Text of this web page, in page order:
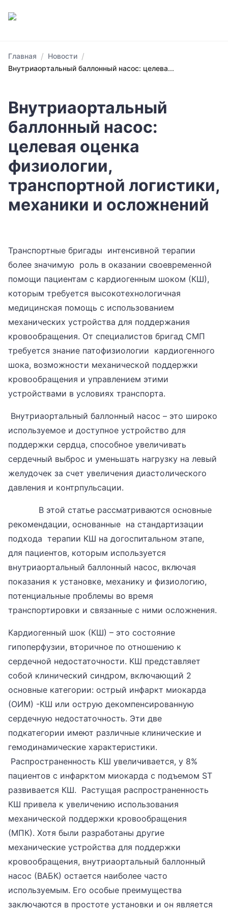
Главная / Новости /
Внутриаортальный баллонный насос: целева...
Внутриаортальный
баллонный насос:
целевая оценка
физиологии,
транспортной логистики,
механики и осложнений
Транспортные бригады интенсивной терапии
более значимую роль в оказании своевременной
помощи пациентам с кардиогенным шоком (КШ),
которым требуется высокотехнологичная
медицинская помощь с использованием
механических устройства для поддержания
кровообращения. От специалистов бригад СМП
требуется знание патофизиологии кардиогенного
шока, возможности механической поддержки
кровообращения и управлением этими
устройствами в условиях транспорта.
Внутриаортальный баллонный насос – это широко
используемое и доступное устройство для
поддержки сердца, способное увеличивать
сердечный выброс и уменьшать нагрузку на левый
желудочек за счет увеличения диастолического
давления и контрпульсации.
В этой статье рассматриваются основные
рекомендации, основанные на стандартизации
подхода терапии КШ на догоспитальном этапе,
для пациентов, которым используется
внутриаортальный баллонный насос, включая
показания к установке, механику и физиологию,
потенциальные проблемы во время
транспортировки и связанные с ними осложнения.
Кардиогенный шок (КШ) – это состояние
гипоперфузии, вторичное по отношению к
сердечной недостаточности. КШ представляет
собой клинический синдром, включающий 2
основные категории: острый инфаркт миокарда
(ОИМ) -КШ или острую декомпенсированную
сердечную недостаточность. Эти две
подкатегории имеют различные клинические и
гемодинамические характеристики.
Распространенность КШ увеличивается, у 8%
пациентов с инфарктом миокарда с подъемом ST
развивается КШ. Растущая распространенность
КШ привела к увеличению использования
механической поддержки кровообращения
(МПК). Хотя были разработаны другие
механические устройства для поддержки
кровообращения, внутриаортальный баллонный
насос (ВАБК) остается наиболее часто
используемым. Его особые преимущества
заключаются в простоте установки и он является